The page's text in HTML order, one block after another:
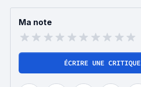
Ma note
ÉCRIRE UNE CRITIQUE